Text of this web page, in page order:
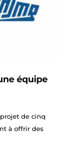
équipe
de cinq
à offrir des